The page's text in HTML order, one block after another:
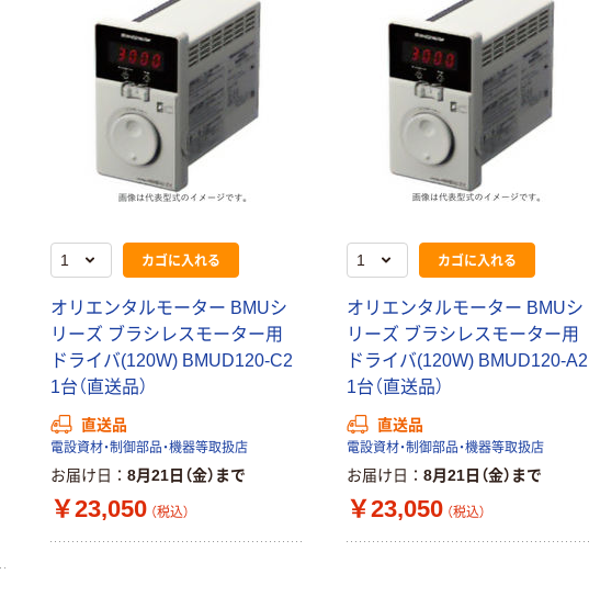
カゴに入れる
オリエンタルモーター BMUシ
リーズ ブラシレスモーター用
ドライバ(120W) BMUD120-C2
1台（直送品）
直送品
電設資材・制御部品・機器等取扱店
お届け日 8月21日（金）まで
￥23,050 （税込）
カゴに入れる
オリエンタルモーター BMUシ
リーズ ブラシレスモーター用
ドライバ(120W) BMUD120-A2
1台（直送品）
直送品
電設資材・制御部品・機器等取扱店
お届け日 8月21日（金）まで
￥23,050 （税込）